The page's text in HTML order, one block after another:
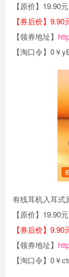
【原价】19.90元
【券后价】9.90
【领券地址】
【淘口令】0￥
有线耳机入耳式
【原价】19.90元
【券后价】9.90
【领券地址】
【淘口令】0￥